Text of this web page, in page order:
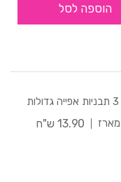
הוספה לסל
13.90 ש"ח